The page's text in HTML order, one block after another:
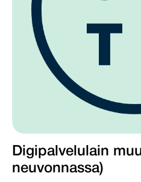
Digipalvelulain
neuvonnassa)